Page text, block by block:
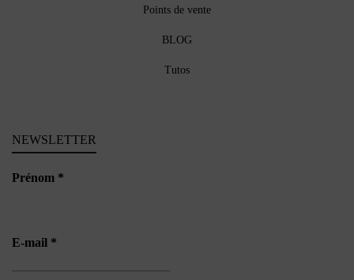
Points de vente
BLOG
Tutos
NEWSLETTER
Prénom *
E-mail *